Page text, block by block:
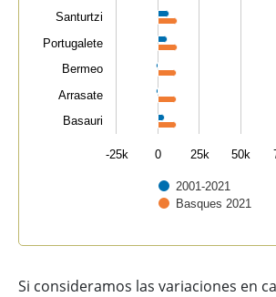
2001-2021
Basques 2021
Santurtzi
Portugalete
Bermeo
Arrasate
Basauri
0
-25k 25k 50k
Si consideramos las variaciones en